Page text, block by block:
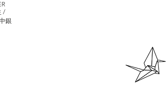
/
銀